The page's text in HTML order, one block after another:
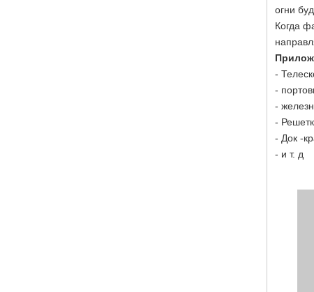
огни
Когда
-
-
-
-
- Док -
- и т. д